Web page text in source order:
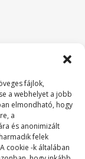
fájlok,
a webhelyet a jobb
elmondható, hogy
a
és anonimizált
felek
cookie -k általában